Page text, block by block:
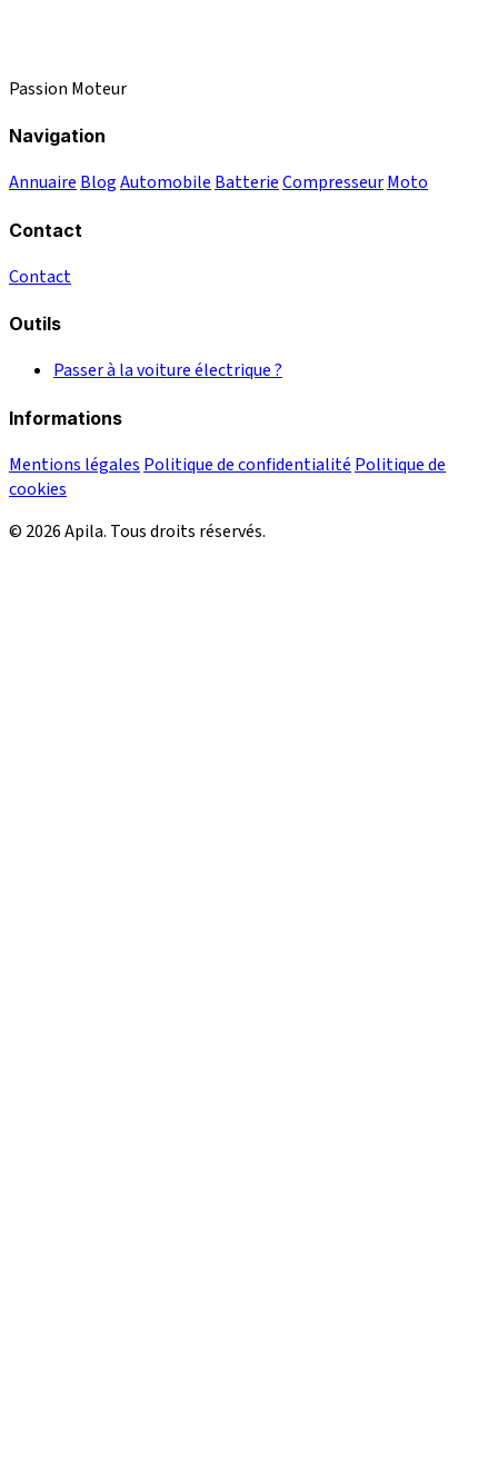
Passion Moteur
Navigation
Annuaire BlogAutomobile BatterieCompresseurMoto
Contact
Contact
Outils
Passer à la voiture électrique ?
Informations
Mentions légales Politique de confidentialité Politique de
cookies
© 2026 Apila. Tous droits réservés.